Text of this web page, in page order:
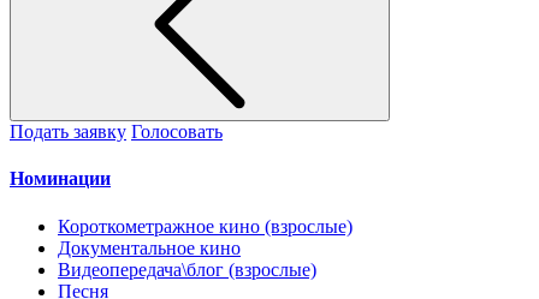
Подать заявку Голосовать
Номинации
Короткометражное кино (взрослые)
Документальное кино
Видеопередача\блог (взрослые)
Песня